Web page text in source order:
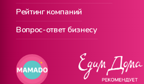
Рейтинг компаний
Вопрос-ответ бизнесу